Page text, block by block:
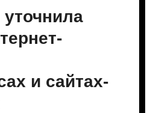
и сайтах-